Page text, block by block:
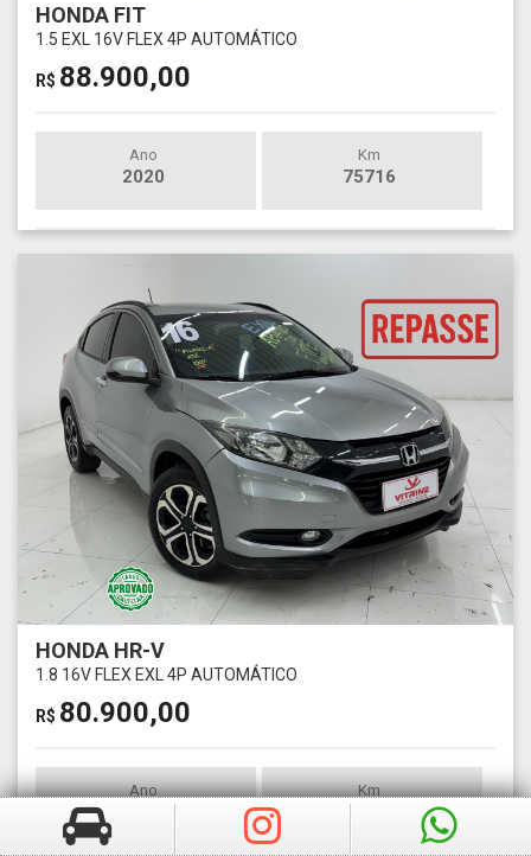
HONDA FIT
1.5 EXL 16V FLEX 4P AUTOMÁTICO
R$ 88.900,00
Ano
2020
Km
75716
HONDA HR-V
1.8 16V FLEX EXL 4P AUTOMÁTICO
R$ 80.900,00
Ano Km